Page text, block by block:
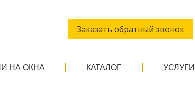
Заказать обратный звонок
НА ОКНА КАТАЛОГ УСЛУГИ